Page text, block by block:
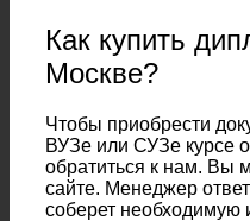
Как купить
Москве?
Чтобы приобрести
ВУЗе или СУЗе курсе
обратиться к нам. Вы
сайте. Менеджер
соберет